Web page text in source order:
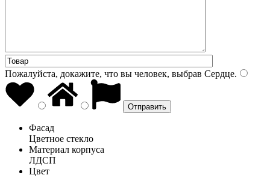
Пожалуйста, докажите, что вы человек, выбрав Сердце.
Фасад
Цветное стекло
Материал корпуса
ЛДСП
Цвет